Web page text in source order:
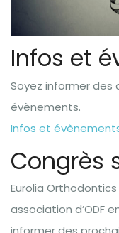
Infos et
Soyez informer des
évènements.
Infos et
Congrès
Eurolia
association d’ODF